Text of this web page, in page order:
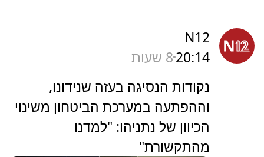
N12
20:148 שעות
נקודות הנסיגה בעזה שנידונו,
וההפתעה במערכת הביטחון משינוי
הכיוון של נתניהו: "למדנו
מהתקשורת"